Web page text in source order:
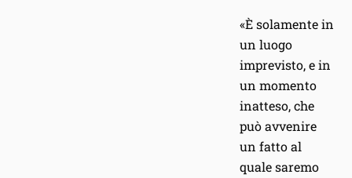
«È solamente in
un luogo
imprevisto, e in
un momento
inatteso, che
può avvenire
un fatto al
quale saremo